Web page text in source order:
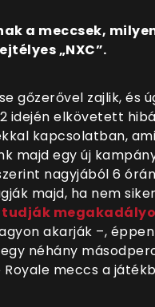
a meccsek,
„NXC”.
gőzerővel zajlik, és
idején elkövetett
kapcsolatban,
majd egy új
nagyjából 6
majd, ha nem
tudják
akarják –,
néhány
meccs a